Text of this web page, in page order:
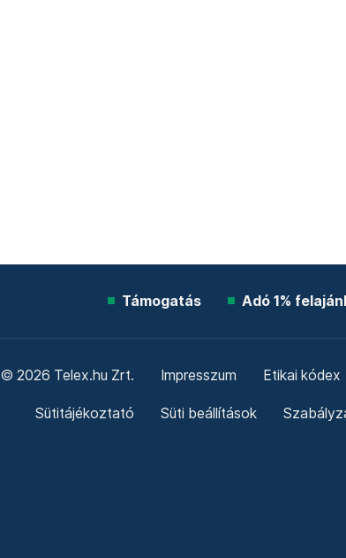
Támogatás Adó 1%
© 2026 Telex.hu Zrt. Impresszum Etikai kódex
Sütitájékoztató Süti beállítások